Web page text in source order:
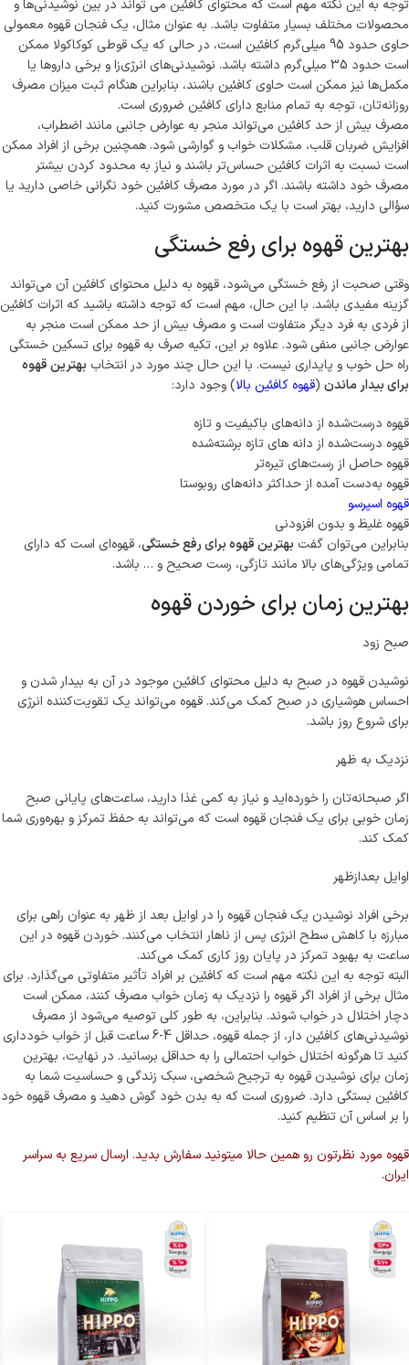
توجه به این نکته مهم است که محتوای کافئین می تواند در بین نوشیدنی‌ها و
محصولات مختلف بسیار متفاوت باشد. به عنوان مثال، یک فنجان قهوه معمولی
حاوی حدود 95 میلی‌گرم کافئین است، در حالی که یک قوطی کوکاکولا ممکن
است حدود 35 میلی‌گرم داشته باشد. نوشیدنی‌های انرژی‌زا و برخی داروها یا
مکمل‌ها نیز ممکن است حاوی کافئین باشند، بنابراین هنگام ثبت میزان مصرف
روزانه‌تان، توجه به تمام منابع دارای کافئین ضروری است.
مصرف بیش از حد کافئین می‌تواند منجر به عوارض جانبی مانند اضطراب،
افزایش ضربان قلب، مشکلات خواب و گوارشی شود. همچنین برخی از افراد ممکن
است نسبت به اثرات کافئین حساس‌تر باشند و نیاز به محدود کردن بیشتر
مصرف خود داشته باشند. اگر در مورد مصرف کافئین خود نگرانی خاصی دارید یا
سؤالی دارید، بهتر است با یک متخصص مشورت کنید.
بهترین قهوه برای رفع خستگی
وقتی صحبت از رفع خستگی می‌شود، قهوه به دلیل محتوای کافئین آن می‌تواند
گزینه مفیدی باشد. با این حال، مهم است که توجه داشته باشید که اثرات کافئین
از فردی به فرد دیگر متفاوت است و مصرف بیش از حد ممکن است منجر به
عوارض جانبی منفی شود. علاوه بر این، تکیه صرف به قهوه برای تسکین خستگی
راه حل خوب و پایداری نیست. با این حال چند مورد در انتخاب بهترین قهوه
برای بیدار ماندن (قهوه کافئین بالا) وجود دارد:
قهوه درست‌شده از دانه‌های باکیفیت و تازه
قهوه درست‌شده از دانه های تازه برشته‌شده
قهوه حاصل از رست‌های تیره‌تر
قهوه به‌دست آمده از حداکثر دانه‌های روبوستا
قهوه اسپرسو
قهوه غلیظ و بدون افزودنی
بنابراین می‌توان گفت بهترین قهوه برای رفع خستگی، قهوه‌ای است که دارای
تمامی ویژگی‌های بالا مانند تازگی، رست صحیح و … باشد.
بهترین زمان برای خوردن قهوه
صبح زود
نوشیدن قهوه در صبح به دلیل محتوای کافئین موجود در آن به بیدار شدن و
احساس هوشیاری در صبح کمک می‌کند. قهوه می‌تواند یک تقویت‌کننده انرژی
برای شروع روز باشد.
نزدیک به ظهر
اگر صبحانه‌تان را خورده‌اید و نیاز به کمی غذا دارید، ساعت‌های پایانی صبح
زمان خوبی برای یک فنجان قهوه است که می‌تواند به حفظ تمرکز و بهره‌وری شما
کمک کند.
اوایل بعدازظهر
برخی افراد نوشیدن یک فنجان قهوه را در اوایل بعد از ظهر به عنوان راهی برای
مبارزه با کاهش سطح انرژی پس از ناهار انتخاب می‌کنند. خوردن قهوه در این
ساعت به بهبود تمرکز در پایان روز کاری کمک می‌کند.
البته توجه به این نکته مهم است که کافئین بر افراد تأثیر متفاوتی می‌گذارد. برای
مثال برخی از افراد اگر قهوه را نزدیک به زمان خواب مصرف کنند، ممکن است
دچار اختلال در خواب شوند. بنابراین، به طور کلی توصیه می‌شود از مصرف
نوشیدنی‌های کافئین دار، از جمله قهوه، حداقل 4-6 ساعت قبل از خواب خودداری
کنید تا هرگونه اختلال خواب احتمالی را به حداقل برسانید. در نهایت، بهترین
زمان برای نوشیدن قهوه به ترجیح شخصی، سبک زندگی و حساسیت شما به
کافئین بستگی دارد. ضروری است که به بدن خود گوش دهید و مصرف قهوه خود
را بر اساس آن تنظیم کنید.
قهوه مورد نظرتون رو همین حالا میتونید سفارش بدید. ارسال سریع به سراسر
ایران.